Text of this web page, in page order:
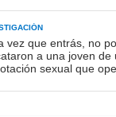
vez que entrás, no
a una joven de
sexual que